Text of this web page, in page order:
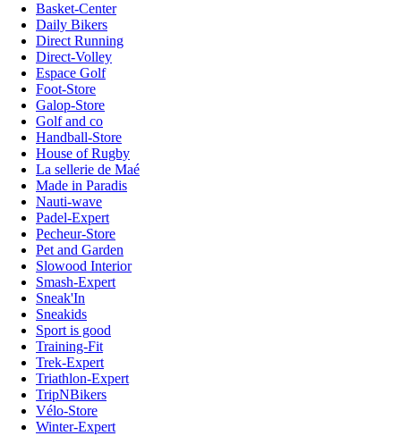
Basket-Center
Daily Bikers
Direct Running
Direct-Volley
Espace Golf
Foot-Store
Galop-Store
Golf and co
Handball-Store
House of Rugby
La sellerie de Maé
Made in Paradis
Nauti-wave
Padel-Expert
Pecheur-Store
Pet and Garden
Slowood Interior
Smash-Expert
Sneak'In
Sneakids
Sport is good
Training-Fit
Trek-Expert
Triathlon-Expert
TripNBikers
Vélo-Store
Winter-Expert